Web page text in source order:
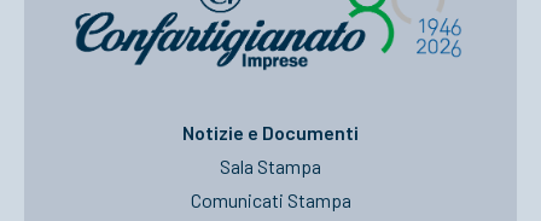
Notizie e Documenti
Sala Stampa
Comunicati Stampa